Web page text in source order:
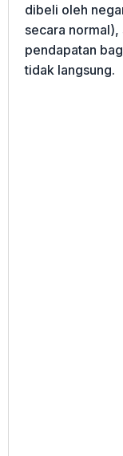
dibeli oleh
secara
pendapatan
tidak langsung.